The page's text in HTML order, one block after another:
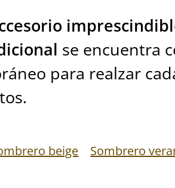
se encuentra
para realzar
beige Sombrero